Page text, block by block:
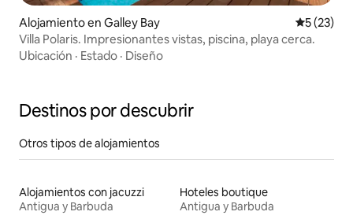
Alojamiento en Galley Bay
5 (23)
Villa Polaris. Impresionantes vistas, piscina, playa cerca.
Ubicación · Estado · Diseño
Destinos por descubrir
Otros tipos de alojamientos
Alojamientos con jacuzzi
Antigua y Barbuda
Hoteles boutique
Antigua y Barbuda